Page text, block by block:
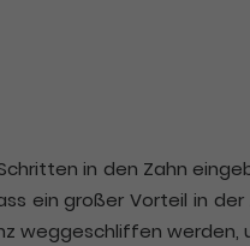
in den Zahn
ein großer Vorteil in
weggeschliffen werden,